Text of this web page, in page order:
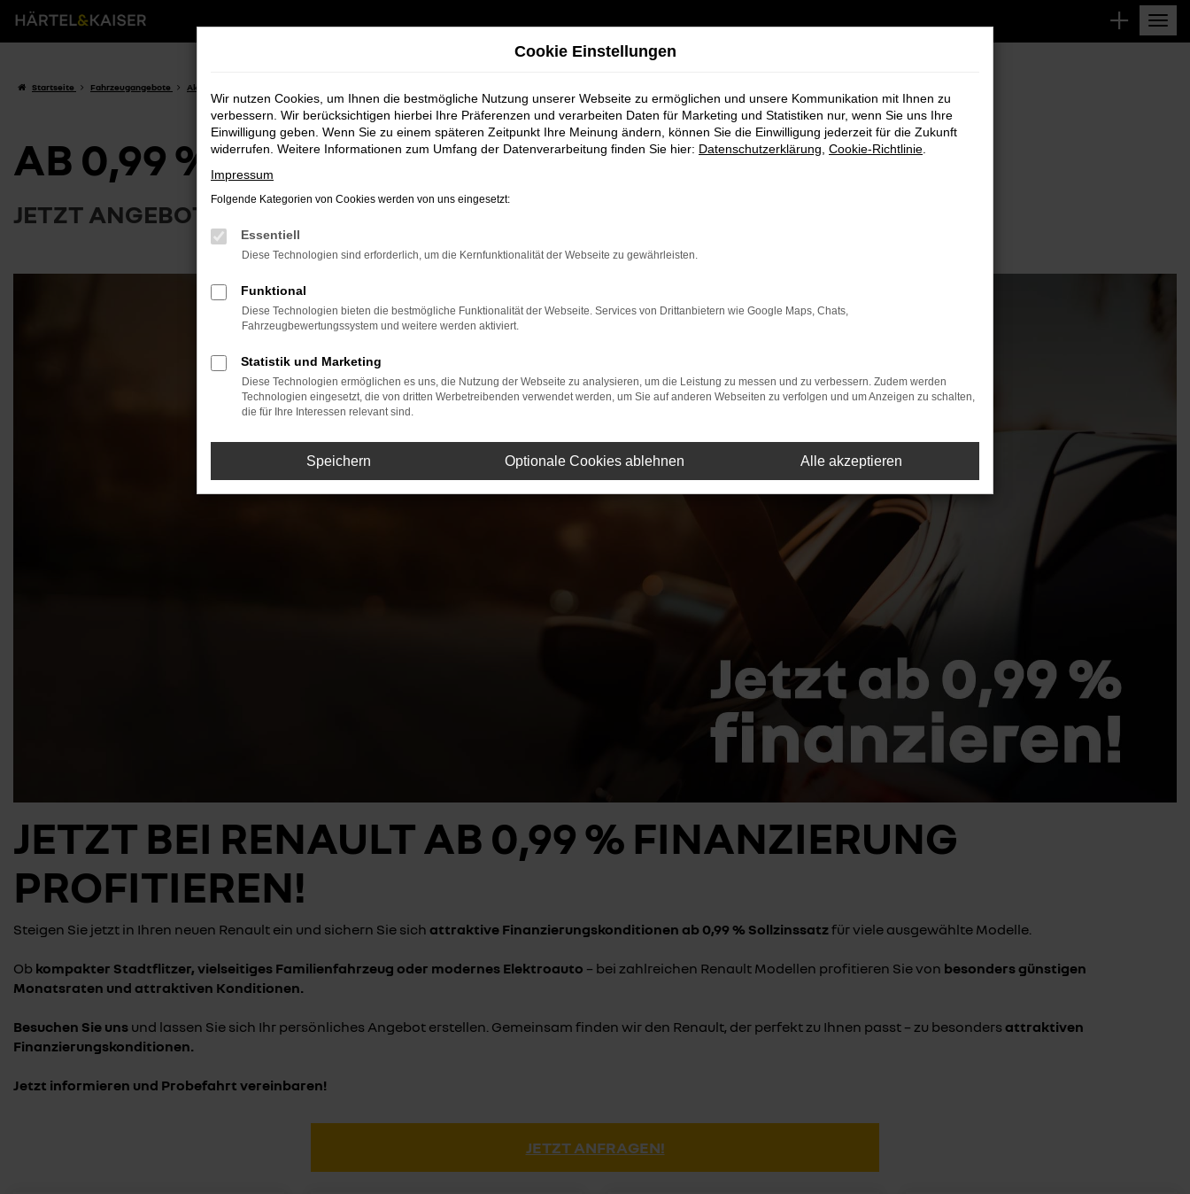
Zum
Hauptinhalt
Startseite Fahrzeugangebote Aktuelle Angebote
AB 0,99 % FINANZIEREN!
JETZT ANGEBOT SICHERN
JETZT BEI RENAULT AB 0,99 % FINANZIERUNG
PROFITIEREN!
Steigen Sie jetzt in Ihren neuen Renault ein und sichern Sie sich attraktive Finanzierungskonditionen ab 0,99 % Sollzinssatzfür viele ausgewählte Modelle.
Ob kompakter Stadtflitzer, vielseitiges Familienfahrzeug oder modernes Elektroauto – bei zahlreichen Renault Modellen profitieren Sie von besonders günstigen
Monatsraten und attraktiven Konditionen.
Besuchen Sie uns und lassen Sie sich Ihr persönliches Angebot erstellen. Gemeinsam finden wir den Renault, der perfekt zu Ihnen passt – zu besonders attraktiven
Finanzierungskonditionen.
Jetzt informieren und Probefahrt vereinbaren!
JETZT ANFRAGEN!
Cookie Einstellungen
Wir nutzen Cookies, um Ihnen die bestmögliche Nutzung unserer Webseite zu ermöglichen und unsere Kommunikation mit Ihnen zu
verbessern. Wir berücksichtigen hierbei Ihre Präferenzen und verarbeiten Daten für Marketing und Statistiken nur, wenn Sie uns Ihre
Einwilligung geben. Wenn Sie zu einem späteren Zeitpunkt Ihre Meinung ändern, können Sie die Einwilligung jederzeit für die Zukunft
widerrufen. Weitere Informationen zum Umfang der Datenverarbeitung finden Sie hier: Datenschutzerklärung Cookie-Richtlinie
Impressum
Folgende Kategorien von Cookies werden von uns eingesetzt:
Essentiell
Diese Technologien sind erforderlich, um die Kernfunktionalität der Webseite zu gewährleisten.
Funktional
Diese Technologien bieten die bestmögliche Funktionalität der Webseite. Services von Drittanbietern wie Google Maps, Chats,
Fahrzeugbewertungssystem und weitere werden aktiviert.
Statistik und Marketing
Diese Technologien ermöglichen es uns, die Nutzung der Webseite zu analysieren, um die Leistung zu messen und zu verbessern. Zudem werden
Technologien eingesetzt, die von dritten Werbetreibenden verwendet werden, um Sie auf anderen Webseiten zu verfolgen und um Anzeigen zu schalten,
die für Ihre Interessen relevant sind.
Speichern Optionale Cookies ablehnen Alle akzeptieren